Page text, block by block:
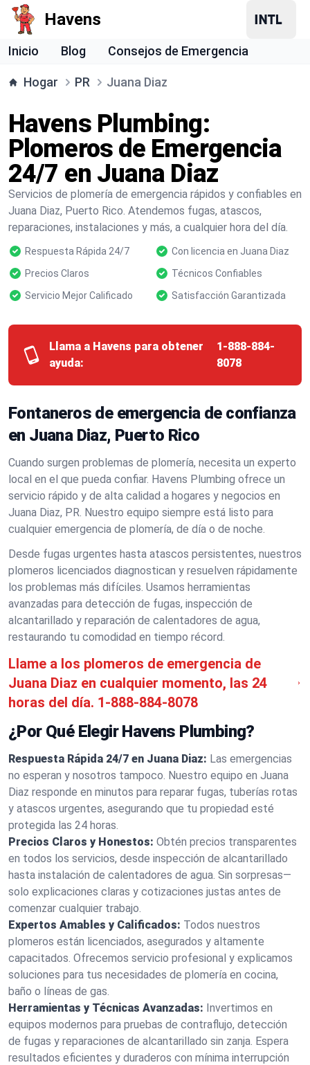
Havens
Inicio Blog Consejos de Emergencia
Hogar PR Juana Diaz
Havens Plumbing:
Plomeros de Emergencia
24/7 en Juana Diaz
Servicios de plomería de emergencia rápidos y confiables en
Juana Diaz, Puerto Rico. Atendemos fugas, atascos,
reparaciones, instalaciones y más, a cualquier hora del día.
Respuesta Rápida 24/7
Con licencia en Juana Diaz
Precios Claros
Técnicos Confiables
Servicio Mejor Calificado
Satisfacción Garantizada
Llama a Havens para obtener
ayuda:
1-888-884-
8078
Fontaneros de emergencia de confianza
en Juana Diaz, Puerto Rico
Cuando surgen problemas de plomería, necesita un experto
local en el que pueda confiar. Havens Plumbing ofrece un
servicio rápido y de alta calidad a hogares y negocios en
Juana Diaz, PR. Nuestro equipo siempre está listo para
cualquier emergencia de plomería, de día o de noche.
Desde fugas urgentes hasta atascos persistentes, nuestros
plomeros licenciados diagnostican y resuelven rápidamente
los problemas más difíciles. Usamos herramientas
avanzadas para detección de fugas, inspección de
alcantarillado y reparación de calentadores de agua,
restaurando tu comodidad en tiempo récord.
Llame a los plomeros de emergencia de
Juana Diaz en cualquier momento, las 24
horas del día. 1-888-884-8078
¿Por Qué Elegir Havens Plumbing?
Respuesta Rápida 24/7 en Juana Diaz: Las emergencias
no esperan y nosotros tampoco. Nuestro equipo en Juana
Diaz responde en minutos para reparar fugas, tuberías rotas
y atascos urgentes, asegurando que tu propiedad esté
protegida las 24 horas.
Precios Claros y Honestos: Obtén precios transparentes
en todos los servicios, desde inspección de alcantarillado
hasta instalación de calentadores de agua. Sin sorpresas—
solo explicaciones claras y cotizaciones justas antes de
comenzar cualquier trabajo.
Expertos Amables y Calificados: Todos nuestros
plomeros están licenciados, asegurados y altamente
capacitados. Ofrecemos servicio profesional y explicamos
soluciones para tus necesidades de plomería en cocina,
baño o líneas de gas.
Herramientas y Técnicas Avanzadas: Invertimos en
equipos modernos para pruebas de contraflujo, detección
de fugas y reparaciones de alcantarillado sin zanja. Espera
resultados eficientes y duraderos con mínima interrupción